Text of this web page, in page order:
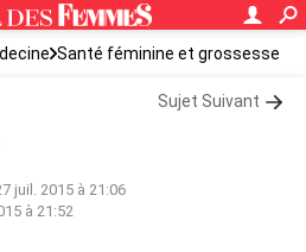
Santé féminine et grossesse
Sujet Suivant
juil. 2015 à 21:06
à 21:52